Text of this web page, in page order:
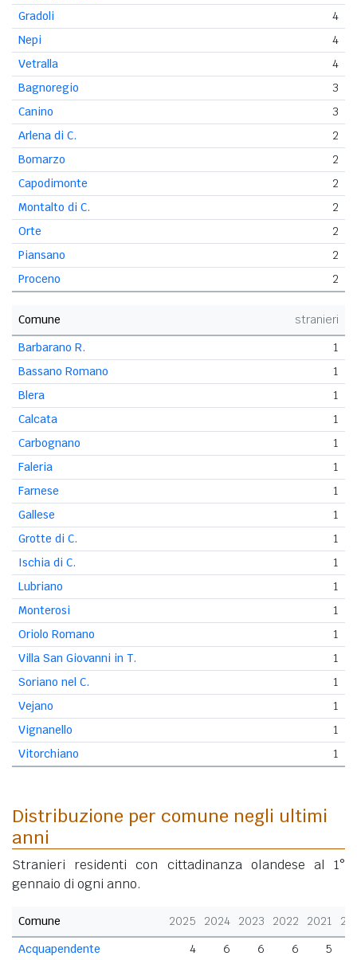
Gradoli
4
Nepi
4
Vetralla
4
Bagnoregio
3
Canino
3
Arlena di C.
2
Bomarzo
2
Capodimonte
2
Montalto di C.
2
Orte
2
Piansano
2
Proceno
2
Comune
stranieri
Barbarano R.
1
Bassano Romano
1
Blera
1
Calcata
1
Carbognano
1
Faleria
1
Farnese
1
Gallese
1
Grotte di C.
1
Ischia di C.
1
Lubriano
1
Monterosi
1
Oriolo Romano
1
Villa San Giovanni in T.
1
Soriano nel C.
1
Vejano
1
Vignanello
1
Vitorchiano
1
Distribuzione per comune negli ultimi
anni
Stranieri residenti con cittadinanza olandese al 1°
gennaio di ogni anno.
Comune 2025 2024 2023 2022 2021
Acquapendente
4 6 6 6 5